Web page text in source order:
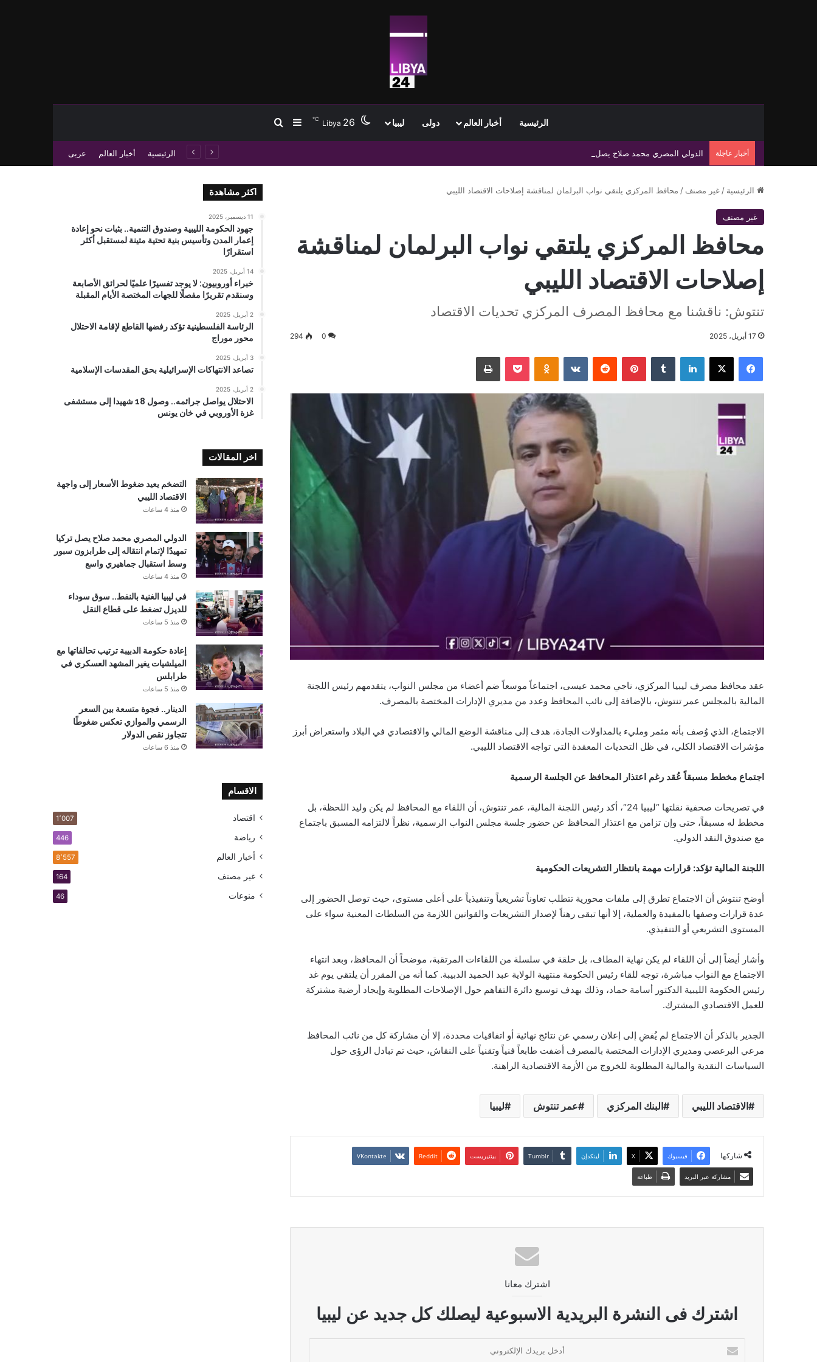
الرئيسية أخبار العالم دولى ليبيا Libya 26
℃ إضافة عمود جانبي
بحث عن
أخبار عاجلة الدولي المصري محمد صلاح يصل تركيا تمهيدًا لإتمام انتقاله إلى طرابزون سبور وسط استقبال جماهيري واسع الرئيسية أخبار العالم عربى
الرئيسية / غير مصنف / محافظ المركزي يلتقي نواب البرلمان لمناقشة إصلاحات الاقتصاد الليبي
غير مصنف
محافظ المركزي يلتقي نواب البرلمان لمناقشة
إصلاحات الاقتصاد الليبي
تنتوش: ناقشنا مع محافظ المصرف المركزي تحديات الاقتصاد
17 أبريل، 2025 0
294
فيسبوك ‫X لينكدإن بينتيريست Odnoklassniki
‫Pocket طباعة
عقد محافظ مصرف ليبيا المركزي، ناجي محمد عيسى، اجتماعاً موسعاً ضم أعضاء من مجلس النواب، يتقدمهم رئيس اللجنة
المالية بالمجلس عمر تنتوش، بالإضافة إلى نائب المحافظ وعدد من مديري الإدارات المختصة بالمصرف.
الاجتماع، الذي وُصف بأنه مثمر ومليء بالمداولات الجادة، هدف إلى مناقشة الوضع المالي والاقتصادي في البلاد واستعراض أبرز
مؤشرات الاقتصاد الكلي، في ظل التحديات المعقدة التي تواجه الاقتصاد الليبي.
اجتماع مخطط مسبقاً عُقد رغم اعتذار المحافظ عن الجلسة الرسمية
في تصريحات صحفية نقلتها “ليبيا 24″، أكد رئيس اللجنة المالية، عمر تنتوش، أن اللقاء مع المحافظ لم يكن وليد اللحظة، بل
مخطط له مسبقاً، حتى وإن تزامن مع اعتذار المحافظ عن حضور جلسة مجلس النواب الرسمية، نظراً لالتزامه المسبق باجتماع
مع صندوق النقد الدولي.
اللجنة المالية تؤكد: قرارات مهمة بانتظار التشريعات الحكومية
أوضح تنتوش أن الاجتماع تطرق إلى ملفات محورية تتطلب تعاوناً تشريعياً وتنفيذياً على أعلى مستوى، حيث توصل الحضور إلى
عدة قرارات وصفها بالمفيدة والعملية، إلا أنها تبقى رهناً لإصدار التشريعات والقوانين اللازمة من السلطات المعنية سواء على
المستوى التشريعي أو التنفيذي.
وأشار أيضاً إلى أن اللقاء لم يكن نهاية المطاف، بل حلقة في سلسلة من اللقاءات المرتقبة، موضحاً أن المحافظ، وبعد انتهاء
الاجتماع مع النواب مباشرة، توجه للقاء رئيس الحكومة منتهية الولاية عبد الحميد الدبيبة. كما أنه من المقرر أن يلتقي يوم غد
رئيس الحكومة الليبية الدكتور أسامة حماد، وذلك بهدف توسيع دائرة التفاهم حول الإصلاحات المطلوبة وإيجاد أرضية مشتركة
للعمل الاقتصادي المشترك.
الجدير بالذكر أن الاجتماع لم يُفضِ إلى إعلان رسمي عن نتائج نهائية أو اتفاقيات محددة، إلا أن مشاركة كل من نائب المحافظ
مرعي البرعصي ومديري الإدارات المختصة بالمصرف أضفت طابعاً فنياً وتقنياً على النقاش، حيث تم تبادل الرؤى حول
السياسات النقدية والمالية المطلوبة للخروج من الأزمة الاقتصادية الراهنة.
الاقتصاد الليبي البنك المركزي عمر تنتوش ليبيا
شاركها فيسبوك ‫X لينكدإن بينتيريست
مشاركة عبر البريد طباعة
اشترك معانا
اشترك فى النشرة البريدية الاسبوعية ليصلك كل جديد عن ليبيا
بريدك
اكثر مشاهدة
11 ديسمبر، 2025
جهود الحكومة الليبية وصندوق التنمية.. بثبات نحو إعادة
إعمار المدن وتأسيس بنية تحتية متينة لمستقبل أكثر
استقرارًا
14 أبريل، 2025
خبراء أوروبيون: لا يوجد تفسيرًا علميًا لحرائق الأصابعة
وسنقدم تقريرًا مفصلًا للجهات المختصة الأيام المقبلة
2 أبريل، 2025
الرئاسة الفلسطينية تؤكد رفضها القاطع لإقامة الاحتلال
محور موراج
3 أبريل، 2025
تصاعد الانتهاكات الإسرائيلية بحق المقدسات الإسلامية
2 أبريل، 2025
الاحتلال يواصل جرائمه.. وصول 18 شهيدا إلى مستشفى
غزة الأوروبي في خان يونس
اخر المقالات
التضخم يعيد ضغوط الأسعار إلى واجهة
الاقتصاد الليبي
منذ 4 ساعات
الدولي المصري محمد صلاح يصل تركيا
تمهيدًا لإتمام انتقاله إلى طرابزون سبور
وسط استقبال جماهيري واسع
منذ 4 ساعات
في ليبيا الغنية بالنفط.. سوق سوداء
للديزل تضغط على قطاع النقل
منذ 5 ساعات
إعادة حكومة الدبيبة ترتيب تحالفاتها مع
الميلشيات يغير المشهد العسكري في
طرابلس
منذ 5 ساعات
الدينار.. فجوة متسعة بين السعر
الرسمي والموازي تعكس ضغوطًا
تتجاوز نقص الدولار
منذ 6 ساعات
الاقسام
اقتصاد 1٬007
رياضة 446
أخبار العالم 8٬557
غير مصنف 164
منوعات 46